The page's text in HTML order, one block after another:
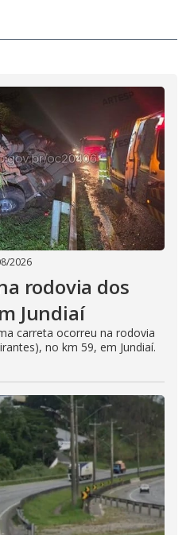
2026
rodovia dos
Jundiaí
carreta ocorreu na rodovia
no km 59, em Jundiaí.